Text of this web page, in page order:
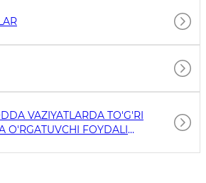
VAZIYATLARDA TO'G'RI
O'RGATUVCHI FOYDALI